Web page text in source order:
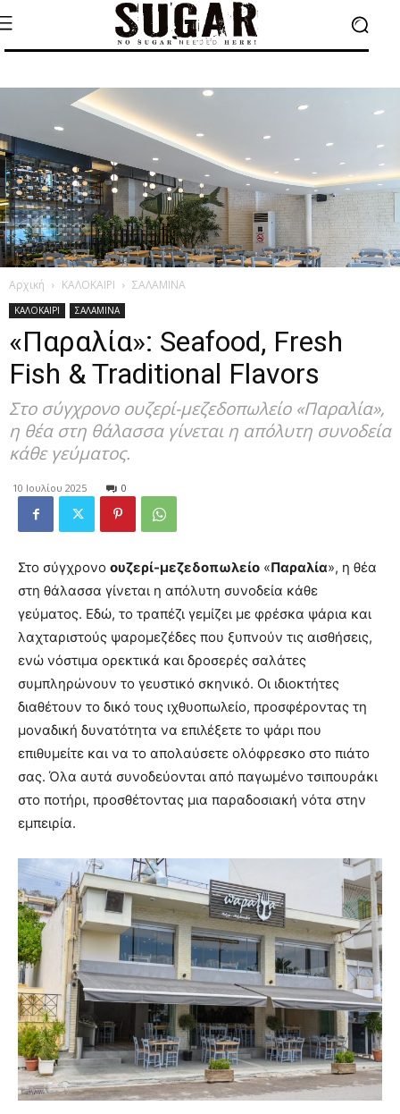
Αρχική ΚΑΛΟΚΑΙΡΙ ΣΑΛΑΜΙΝΑ
ΚΑΛΟΚΑΙΡΙ ΣΑΛΑΜΙΝΑ
«Παραλία»: Seafood, Fresh
Fish & Traditional Flavors
Στο σύγχρονο ουζερί-μεζεδοπωλείο «Παραλία»,
η θέα στη θάλασσα γίνεται η απόλυτη συνοδεία
κάθε γεύματος.
10 Ιουλίου 2025 0
Στο σύγχρονο ουζερί-μεζεδοπωλείο «Παραλία», η θέα
στη θάλασσα γίνεται η απόλυτη συνοδεία κάθε
γεύματος. Εδώ, το τραπέζι γεμίζει με φρέσκα ψάρια και
λαχταριστούς ψαρομεζέδες που ξυπνούν τις αισθήσεις,
ενώ νόστιμα ορεκτικά και δροσερές σαλάτες
συμπληρώνουν το γευστικό σκηνικό. Οι ιδιοκτήτες
διαθέτουν το δικό τους ιχθυοπωλείο, προσφέροντας τη
μοναδική δυνατότητα να επιλέξετε το ψάρι που
επιθυμείτε και να το απολαύσετε ολόφρεσκο στο πιάτο
σας. Όλα αυτά συνοδεύονται από παγωμένο τσιπουράκι
στο ποτήρι, προσθέτοντας μια παραδοσιακή νότα στην
εμπειρία.